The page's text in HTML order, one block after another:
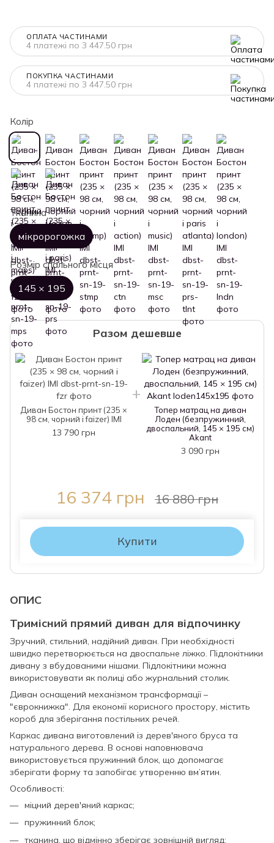
ОПЛАТА ЧАСТИНАМИ
4 платежі по 3 447.50 грн
ПОКУПКА ЧАСТИНАМИ
4 платежі по 3 447.50 грн
Колір
Тканина
мікророгожка
Розмір спального місця
145 × 195
Разом дешевше
Диван Бостон принт (235 ×
98 см, чорний і faizer) IMI
13 790 грн
Топер матрац на диван
Лоден (безпружинний,
двоспальний, 145 × 195 см)
Akant
3 090 грн
16 374 грн 16 880 грн
Купити
ОПИС
Тримісний прямий диван для відпочинку
Зручний, стильний, надійний диван. При необхідності
швидко перетворюється на двоспальне ліжко. Підлокітники
дивану з вбудованими нішами. Підлокітники можна
використовувати як полиці або журнальний столик.
Диван оснащений механізмом трансформації –
"єврокнижка". Для економії корисного простору, містить
короб для зберігання постільних речей.
Каркас дивана виготовлений із дерев'яного бруса та
натурального дерева. В основі наповнювача
використовується пружинний блок, що допомагає
зберігати форму та запобігає утворенню вм’ятин.
Особливості:
міцний дерев'яний каркас;
пружинний блок;
тканина, що відмінно зберігає зовнішній вигляд;